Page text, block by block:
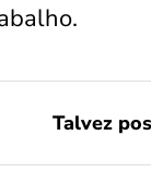
Talvez